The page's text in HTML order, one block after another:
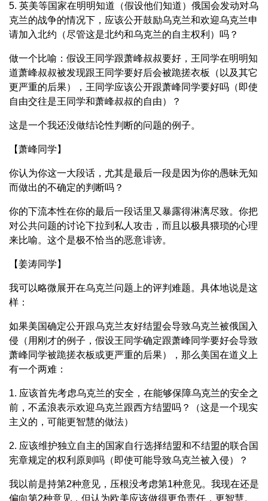
5. 英美等国家在明明知道（假设他们知道）俄国会发动对乌
克兰的战争的情况下，应该公开鼓励乌克兰和欢迎乌克兰申
请加入北约（尽管这是北约和乌克兰的自主权利）吗？
做一个比喻：假设王同学跟萧峰叔叔要好，王同学在明明知
道萧峰叔叔被发现跟王同学要好后会被跪搓衣板（以及其它
更严重的后果），王同学应该公开跟萧峰同学要好吗（即使
自由交往是王同学和萧峰叔叔的自由）？
这是一个我还没做结论性判断的问题的例子。
【萧峰同学】
你认为你这一大段话，尤其是最后一段是因为你的愚昧无知
而做出的不确定的判断吗？
你的下流本性在你的最后一段话里又暴露得淋漓尽致。你把
对公共问题的讨论下拉到私人攻击，而且以极具猥琐的心理
来比喻。这个是极不恰当的恶意诽谤。
【姜涛同学】
我可以略微展开在乌克兰问题上的评判难题。具体地说是这
样：
如果美国确定公开跟乌克兰友好结盟会导致乌克兰被俄国入
侵（用刚才的例子，假设王同学确定跟萧峰同学要好会导致
萧峰同学被跪搓衣板或更严重的后果），那么美国在道义上
有一个两难：
1. 应该首先考虑乌克兰的安全，在能够保障乌克兰的安全之
前，不孟浪表示欢迎乌克兰跟西方结盟吗？（这是一个现实
主义的，可能更智慧的做法）
2. 应该维护独立自主的国家自行选择结盟和不结盟的联合国
宪章规定的权利原则吗（即使可能导致乌克兰被入侵）？
我以前是持第2种意见，压根没考虑第1种意见。我现在还是
偏向第2种意见，但认为欧美应该做得更负责任，更智慧。